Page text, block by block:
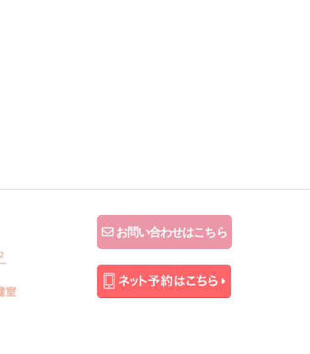
お問い合わせはこちら